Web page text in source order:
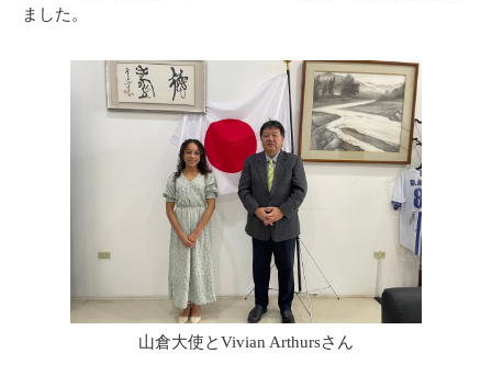
山倉大使とVivian Arthursさん
ました。